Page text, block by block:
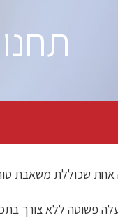
אחת שכוללת משאבת
פשוטה ללא צורך